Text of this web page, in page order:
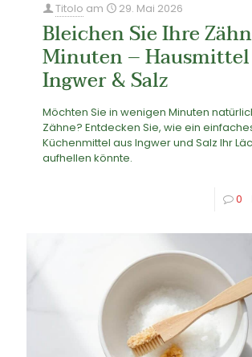
Titolo am 29. Mai 2026
Bleichen Sie Ihre
Minuten –
Ingwer & Salz
Möchten Sie in wenigen Minuten
Zähne? Entdecken Sie, wie ein
Küchenmittel aus Ingwer und Salz Ihr
aufhellen könnte.
0